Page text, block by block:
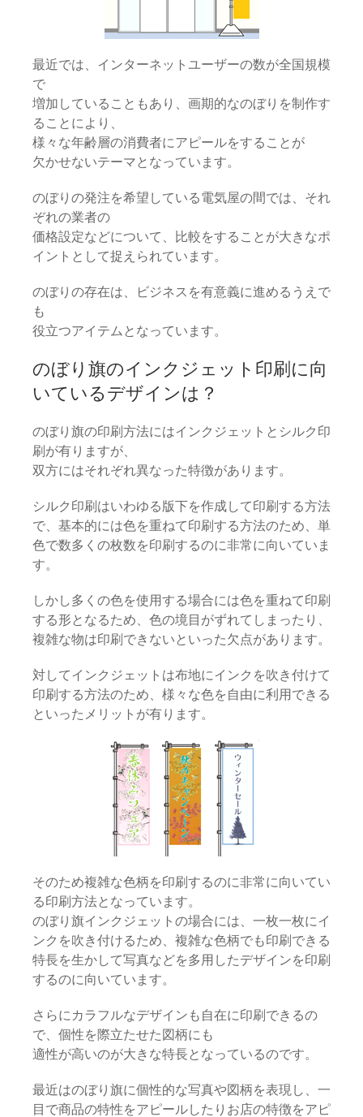
最近では、インターネットユーザーの数が全国規模
で
増加していることもあり、画期的なのぼりを制作す
ることにより、
様々な年齢層の消費者にアピールをすることが
欠かせないテーマとなっています。
のぼりの発注を希望している電気屋の間では、それ
ぞれの業者の
価格設定などについて、比較をすることが大きなポ
イントとして捉えられています。
のぼりの存在は、ビジネスを有意義に進めるうえで
も
役立つアイテムとなっています。
のぼり旗のインクジェット印刷に向
いているデザインは？
のぼり旗の印刷方法にはインクジェットとシルク印
刷が有りますが、
双方にはそれぞれ異なった特徴があります。
シルク印刷はいわゆる版下を作成して印刷する方法
で、基本的には色を重ねて印刷する方法のため、単
色で数多くの枚数を印刷するのに非常に向いていま
す。
しかし多くの色を使用する場合には色を重ねて印刷
する形となるため、色の境目がずれてしまったり、
複雑な物は印刷できないといった欠点があります。
対してインクジェットは布地にインクを吹き付けて
印刷する方法のため、様々な色を自由に利用できる
といったメリットが有ります。
そのため複雑な色柄を印刷するのに非常に向いてい
る印刷方法となっています。
のぼり旗インクジェットの場合には、一枚一枚にイ
ンクを吹き付けるため、複雑な色柄でも印刷できる
特長を生かして写真などを多用したデザインを印刷
するのに向いています。
さらにカラフルなデザインも自在に印刷できるの
で、個性を際立たせた図柄にも
適性が高いのが大きな特長となっているのです。
最近はのぼり旗に個性的な写真や図柄を表現し、一
目で商品の特性をアピールしたりお店の特徴をアピ